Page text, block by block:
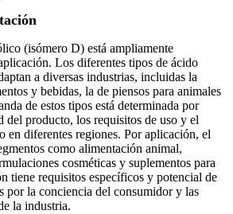
(isómero D) está ampliamente
Los diferentes tipos de ácido
a diversas industrias, incluidas la
y bebidas, la de piensos para animales
de estos tipos está determinada por
del producto, los requisitos de uso y el
en diferentes regiones. Por aplicación, el
como alimentación animal,
cosméticas y suplementos para
tiene requisitos específicos y potencial de
​​por la conciencia del consumidor y las
la industria.